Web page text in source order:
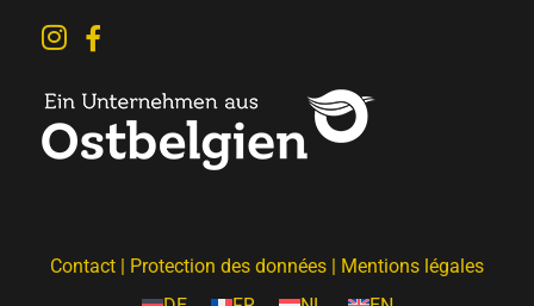
Contact | Protection des données | Mentions légales